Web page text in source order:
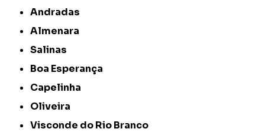
Andradas
Almenara
Salinas
Boa Esperança
Capelinha
Oliveira
Visconde do Rio Branco